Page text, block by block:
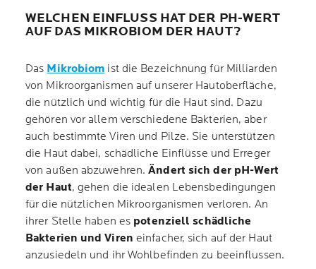
WELCHEN EINFLUSS HAT DER PH-WERT
AUF DAS MIKROBIOM DER HAUT?
Das Mikrobiom ist die Bezeichnung für Milliarden
von Mikroorganismen auf unserer Hautoberfläche,
die nützlich und wichtig für die Haut sind. Dazu
gehören vor allem verschiedene Bakterien, aber
auch bestimmte Viren und Pilze. Sie unterstützen
die Haut dabei, schädliche Einflüsse und Erreger
von außen abzuwehren.Ändert sich der pH-Wert
der Haut, gehen die idealen Lebensbedingungen
für die nützlichen Mikroorganismen verloren. An
ihrer Stelle haben es potenziell schädliche
Bakterien und Viren einfacher, sich auf der Haut
anzusiedeln und ihr Wohlbefinden zu beeinflussen.